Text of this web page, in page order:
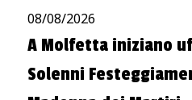
08/08/2026
A Molfetta iniziano
Solenni